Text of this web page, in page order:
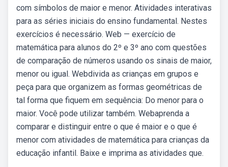
com símbolos de maior e menor. Atividades interativas
para as séries iniciais do ensino fundamental. Nestes
exercícios é necessário. Web — exercício de
matemática para alunos do 2º e 3º ano com questões
de comparação de números usando os sinais de maior,
menor ou igual. Webdivida as crianças em grupos e
peça para que organizem as formas geométricas de
tal forma que fiquem em sequência: Do menor para o
maior. Você pode utilizar também. Webaprenda a
comparar e distinguir entre o que é maior e o que é
menor com atividades de matemática para crianças da
educação infantil. Baixe e imprima as atividades que.